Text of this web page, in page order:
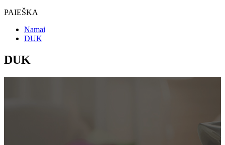
PAIEŠKA
Namai
DUK
DUK